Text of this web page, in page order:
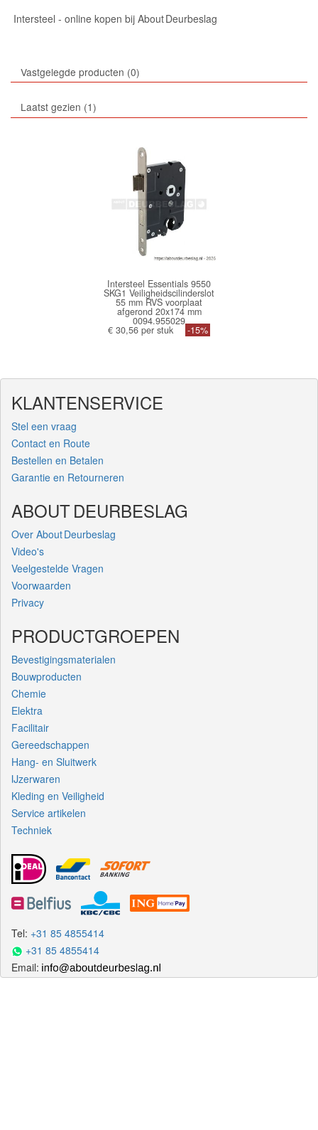
Intersteel - online kopen bij About Deurbeslag
Vastgelegde producten 0
Laatst gezien 1
Intersteel Essentials 9550
SKG1 Veiligheidscilinderslot
55 mm RVS voorplaat
afgerond 20x174 mm
0094.955029
€ 30,56 per stuk -15%
KLANTENSERVICE
Stel een vraag
Contact en Route
Bestellen en Betalen
Garantie en Retourneren
ABOUT DEURBESLAG
Over About Deurbeslag
Video's
Veelgestelde Vragen
Voorwaarden
Privacy
PRODUCTGROEPEN
Bevestigingsmaterialen
Bouwproducten
Chemie
Elektra
Facilitair
Gereedschappen
Hang- en Sluitwerk
IJzerwaren
Kleding en Veiligheid
Service artikelen
Techniek
Tel: +31 85 4855414
+31 85 4855414
Email: